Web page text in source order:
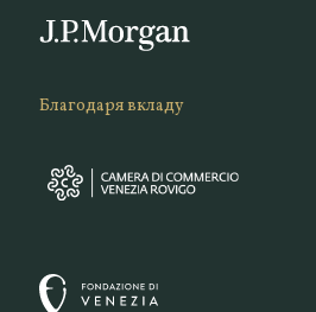
Благодаря вкладу